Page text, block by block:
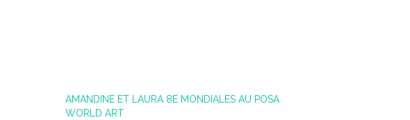
AMANDINE ET LAURA 8E MONDIALES AU POSA
WORLD ART